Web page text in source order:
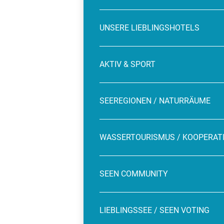
UNSERE LIEBLINGSHOTELS
AKTIV & SPORT
SEEREGIONEN / NATURRÄUME
WASSERTOURISMUS /
SEEN COMMUNITY
LIEBLINGSSEE / SEEN VOTING